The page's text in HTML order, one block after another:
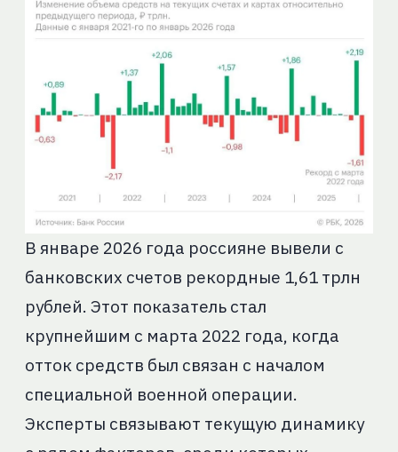
В январе 2026 года россияне вывели с
банковских счетов рекордные 1,61 трлн
рублей. Этот показатель стал
крупнейшим с марта 2022 года, когда
отток средств был связан с началом
специальной военной операции.
Эксперты связывают текущую динамику